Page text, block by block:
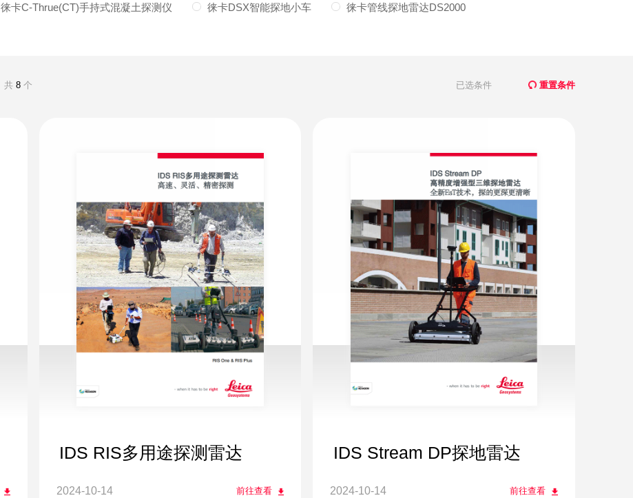
徕卡C-Thrue(CT)手持式混凝土探测仪 徕卡DSX智能探地小车 徕卡管线探地雷达DS2000
共8 个 已选条件 重置条件
IDS RIS多用途探测雷达
2024-10-14 前往查看
IDS Stream DP探地雷达
2024-10-14 前往查看